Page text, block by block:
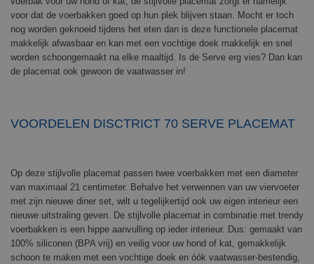
voor dat de voerbakken goed op hun plek blijven staan. Mocht er toch
nog worden geknoeid tijdens het eten dan is deze functionele placemat
makkelijk afwasbaar en kan met een vochtige doek makkelijk en snel
worden schoongemaakt na elke maaltijd. Is de Serve erg vies? Dan kan
de placemat ook gewoon de vaatwasser in!
VOORDELEN DISCTRICT 70 SERVE PLACEMAT
Op deze stijlvolle placemat passen twee voerbakken met een diameter
van maximaal 21 centimeter. Behalve het verwennen van uw viervoeter
met zijn nieuwe diner set, wilt u tegelijkertijd ook uw eigen interieur een
nieuwe uitstraling geven. De stijlvolle placemat in combinatie met trendy
voerbakken is een hippe aanvulling op ieder interieur. Dus: gemaakt van
100% siliconen (BPA vrij) en veilig voor uw hond of kat, gemakkelijk
schoon te maken met een vochtige doek en óók vaatwasser-bestendig,